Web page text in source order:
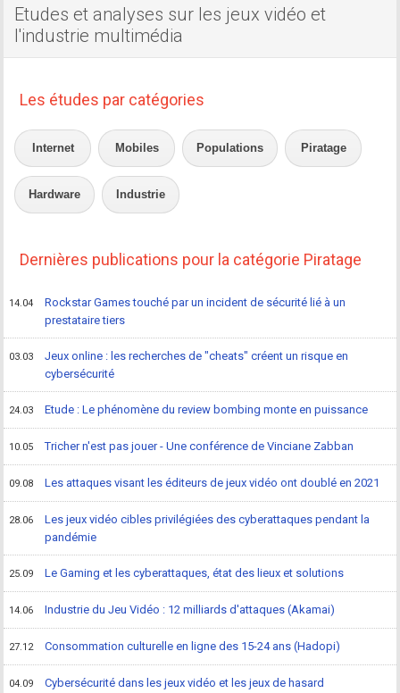
Etudes et analyses sur les jeux vidéo et
l'industrie multimédia
Les études par catégories
Internet Mobiles Populations Piratage
Hardware Industrie
Dernières publications pour la catégorie Piratage
14.04
Rockstar Games touché par un incident de sécurité lié à un
prestataire tiers
03.03
Jeux online : les recherches de "cheats" créent un risque en
cybersécurité
24.03 Etude : Le phénomène du review bombing monte en puissance
10.05 Tricher n'est pas jouer - Une conférence de Vinciane Zabban
09.08 Les attaques visant les éditeurs de jeux vidéo ont doublé en 2021
28.06
Les jeux vidéo cibles privilégiées des cyberattaques pendant la
pandémie
25.09 Le Gaming et les cyberattaques, état des lieux et solutions
14.06 Industrie du Jeu Vidéo : 12 milliards d'attaques (Akamai)
27.12 Consommation culturelle en ligne des 15-24 ans (Hadopi)
04.09 Cybersécurité dans les jeux vidéo et les jeux de hasard